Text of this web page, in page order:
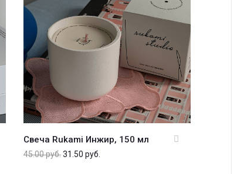
Свеча Rukami Инжир, 150 мл
45.00руб.31.50 руб.